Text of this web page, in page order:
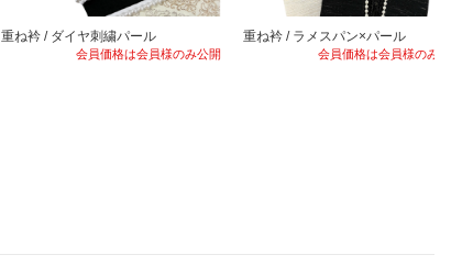
重ね衿 / ダイヤ刺繍パール
会員価格は会員様のみ公開
重ね衿 / ラメスパン×パール
会員価格は会員様のみ公開